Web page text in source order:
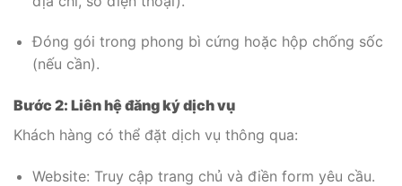
Đóng gói trong phong bì cứng hoặc hộp chống sốc
(nếu cần).
Bước 2: Liên hệ đăng ký dịch vụ
Khách hàng có thể đặt dịch vụ thông qua:
Website: Truy cập trang chủ và điền form yêu cầu.